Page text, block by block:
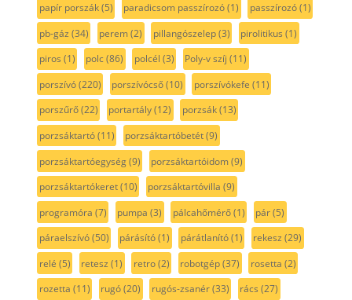
papír porszák(5) paradicsom passzírozó(1) passzírozó(1)
pb-gáz (34) perem(2) pillangószelep(3) pirolitikus (1)
piros (1) polc(86) polcél (3) Poly-v szíj (11)
porszívó(220) porszívócső(10) porszívókefe (11)
porszűrő(22) portartály(12) porzsák(13)
porzsáktartó(11) porzsáktartóbetét(9)
porzsáktartóegység(9) porzsáktartóidom(9)
porzsáktartókeret(10) porzsáktartóvilla (9)
programóra (7) pumpa (3) pálcahőmérő(1) pár(5)
páraelszívó(50) párásító(1) párátlanító(1) rekesz (29)
relé (5) retesz (1) retro(2) robotgép(37) rosetta (2)
rozetta (11) rugó(20) rugós-zsanér(33) rács (27)